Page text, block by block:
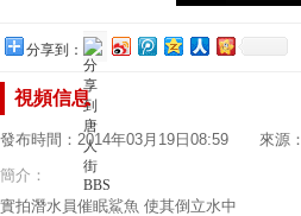
分享到：
視頻信息
發布時間：2014年03月19日08:59 來源：
簡介：
實拍潛水員催眠鯊魚 使其倒立水中